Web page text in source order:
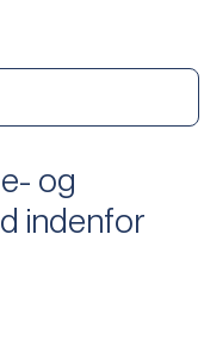
og
indenfor